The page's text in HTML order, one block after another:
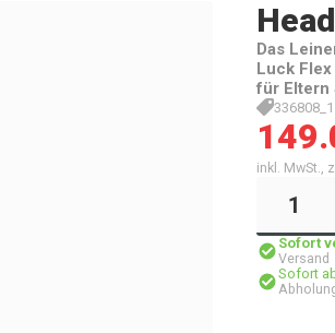
Head
Das
Luck
für Eltern
inkl. MwSt.,
Sofort
Versand
Sofort